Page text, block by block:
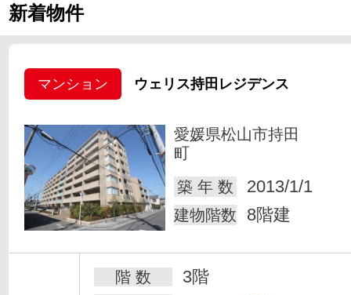
新着物件
マンション ウェリス持田レジデンス
愛媛県松山市持田
町
築 年 数
2013/1/1
建物階数 8階建
階 数 3階